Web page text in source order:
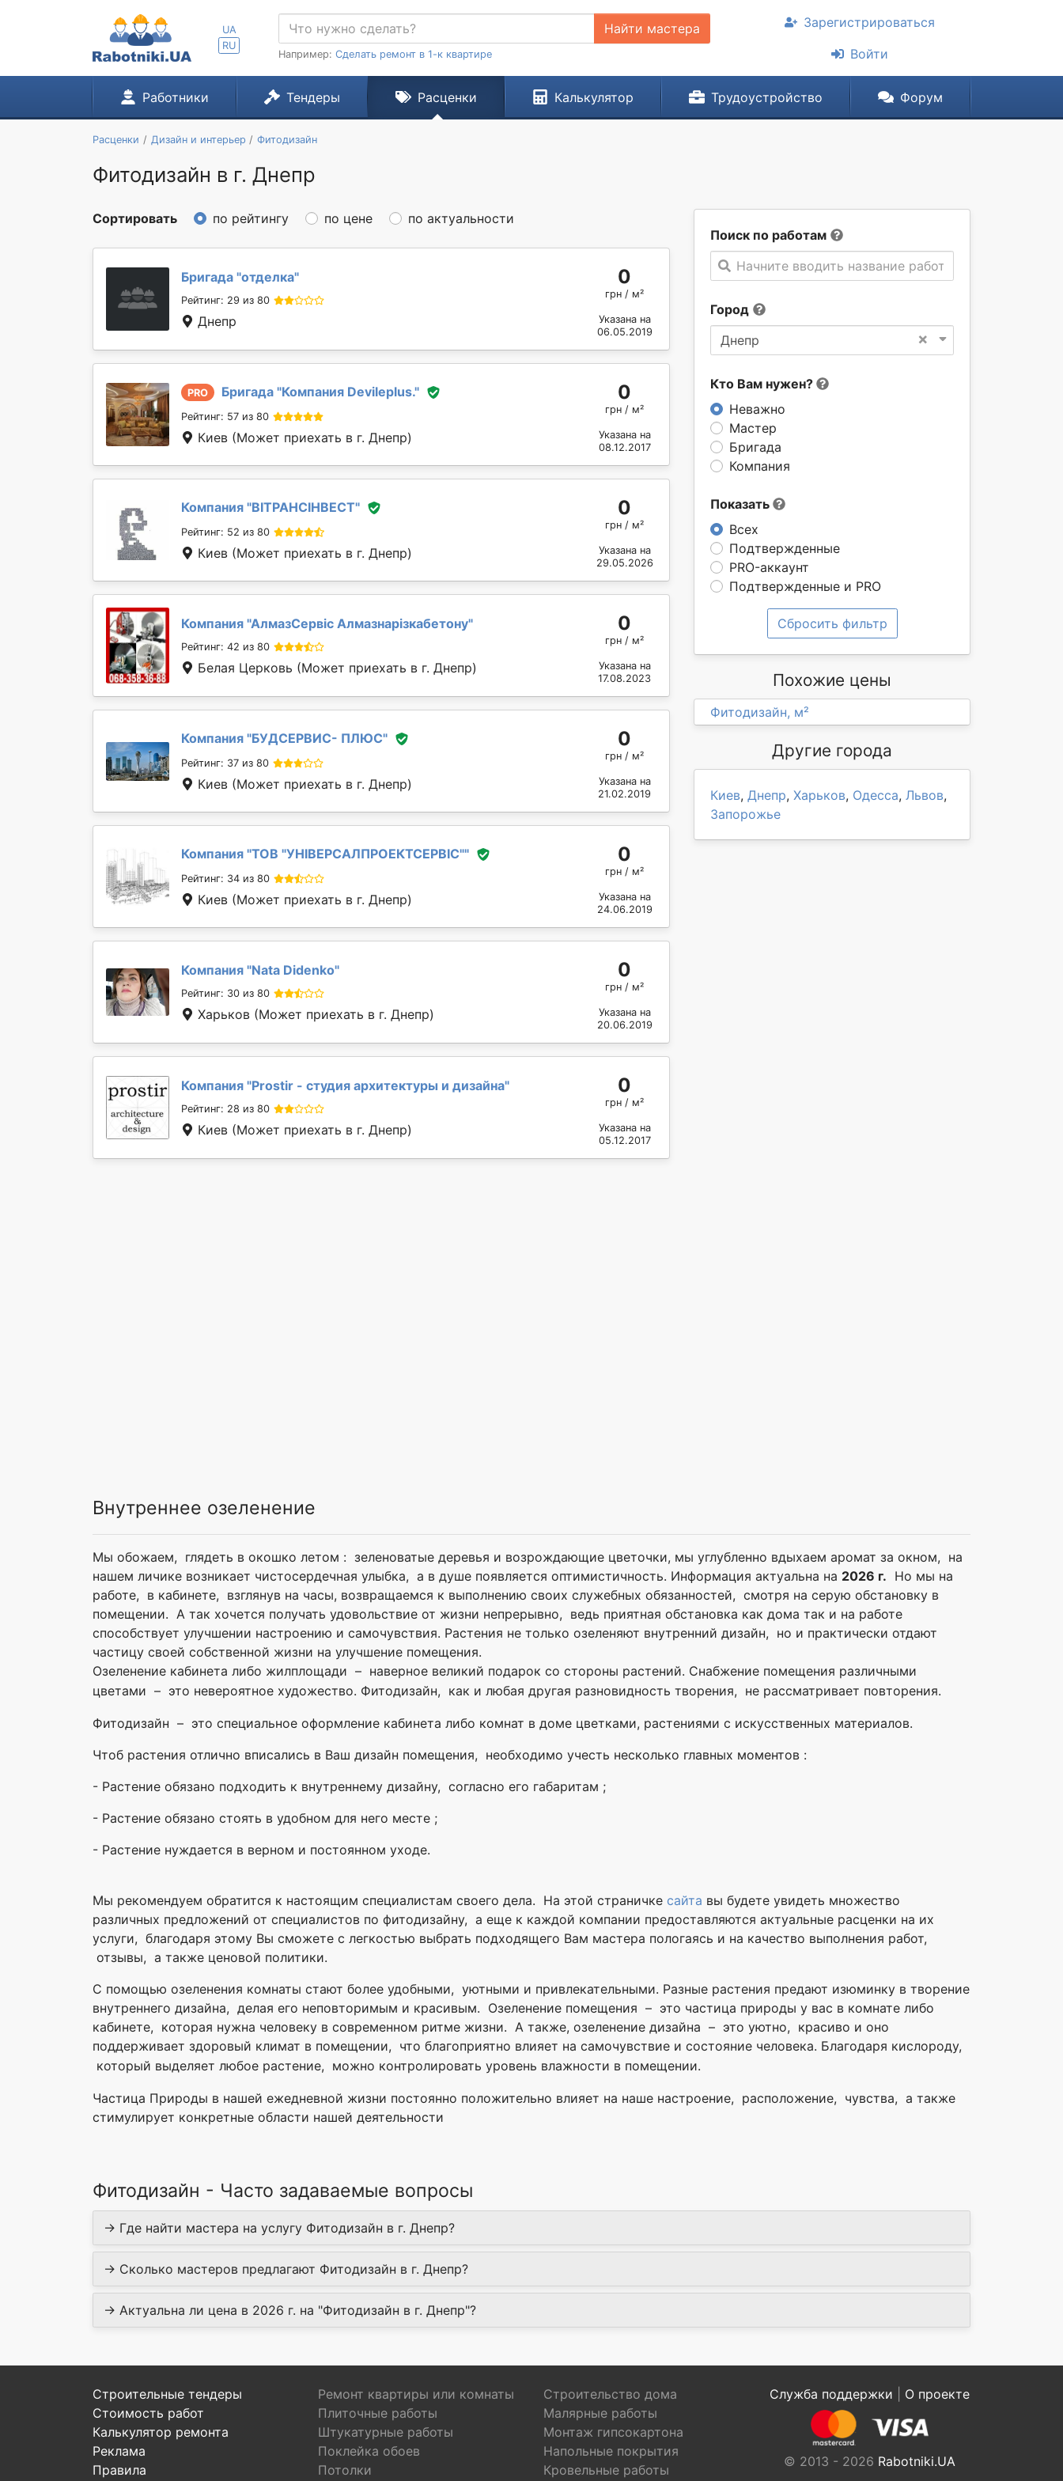
UA
RU
Найти мастера
Например: Сделать ремонт в 1-к квартире
Зарегистрироваться
Войти
Работники Тендеры Расценки Калькулятор Трудоустройство Форум
Расценки Дизайн и интерьер Фитодизайн
Фитодизайн в г. Днепр
Поиск по работам
Начните вводить название работы
Город
×
Днепр
Кто Вам нужен?
Неважно
Мастер
Бригада
Компания
Показать
Всех
Подтвержденные
PRO-аккаунт
Подтвержденные и PRO
Сбросить фильтр
Сортировать по рейтингу по цене по актуальности
Бригада "отделка"
Рейтинг: 29 из 80
Днепр
0
грн / м²
Указана на
06.05.2019
PRO Бригада "Компания Devileplus."
Рейтинг: 57 из 80
Киев (Может приехать в г. Днепр)
0
грн / м²
Указана на
08.12.2017
Компания "ВІТРАНСІНВЕСТ"
Рейтинг: 52 из 80
Киев (Может приехать в г. Днепр)
0
грн / м²
Указана на
29.05.2026
Компания "АлмазСервіс Алмазнарізкабетону"
Рейтинг: 42 из 80
Белая Церковь (Может приехать в г. Днепр)
0
грн / м²
Указана на
17.08.2023
Компания "БУДСЕРВИС- ПЛЮС"
Рейтинг: 37 из 80
Киев (Может приехать в г. Днепр)
0
грн / м²
Указана на
21.02.2019
Компания "ТОВ "УНІВЕРСАЛПРОЕКТСЕРВІС""
Рейтинг: 34 из 80
Киев (Может приехать в г. Днепр)
0
грн / м²
Указана на
24.06.2019
Компания "Nata Didenko"
Рейтинг: 30 из 80
Харьков (Может приехать в г. Днепр)
0
грн / м²
Указана на
20.06.2019
Компания "Prostir - студия архитектуры и дизайна"
Рейтинг: 28 из 80
Киев (Может приехать в г. Днепр)
0
грн / м²
Указана на
05.12.2017
Похожие цены
Фитодизайн, м²
Другие города
Киев, Днепр, Харьков, Одесса, Львов,
Запорожье
Внутреннее озеленение
Мы обожаем, глядеть в окошко летом : зеленоватые деревья и возрождающие цветочки, мы углубленно вдыхаем аромат за окном, на
нашем личике возникает чистосердечная улыбка, а в душе появляется оптимистичность. Информация актуальна на 2026 г. Но мы на
работе, в кабинете, взглянув на часы, возвращаемся к выполнению своих служебных обязанностей, смотря на серую обстановку в
помещении. А так хочется получать удовольствие от жизни непрерывно, ведь приятная обстановка как дома так и на работе
способствует улучшении настроению и самочувствия. Растения не только озеленяют внутренний дизайн, но и практически отдают
частицу своей собственной жизни на улучшение помещения.
Озеленение кабинета либо жилплощади – наверное великий подарок со стороны растений. Снабжение помещения различными
цветами – это невероятное художество. Фитодизайн, как и любая другая разновидность творения, не рассматривает повторения.
Фитодизайн – это специальное оформление кабинета либо комнат в доме цветками, растениями с искусственных материалов.
Чтоб растения отлично вписались в Ваш дизайн помещения, необходимо учесть несколько главных моментов :
- Растение обязано подходить к внутреннему дизайну, согласно его габаритам ;
- Растение обязано стоять в удобном для него месте ;
- Растение нуждается в верном и постоянном уходе.
Мы рекомендуем обратится к настоящим специалистам своего дела. На этой страничке сайта вы будете увидеть множество
различных предложений от специалистов по фитодизайну, а еще к каждой компании предоставляются актуальные расценки на их
услуги, благодаря этому Вы сможете с легкостью выбрать подходящего Вам мастера пологаясь и на качество выполнения работ,
отзывы, а также ценовой политики.
С помощью озеленения комнаты стают более удобными, уютными и привлекательными. Разные растения предают изюминку в творение
внутреннего дизайна, делая его неповторимым и красивым. Озеленение помещения – это частица природы у вас в комнате либо
кабинете, которая нужна человеку в современном ритме жизни. А также, озеленение дизайна – это уютно, красиво и оно
поддерживает здоровый климат в помещении, что благоприятно влияет на самочувствие и состояние человека. Благодаря кислороду,
который выделяет любое растение, можно контролировать уровень влажности в помещении.
Частица Природы в нашей ежедневной жизни постоянно положительно влияет на наше настроение, расположение, чувства, а также
стимулирует конкретные области нашей деятельности
Фитодизайн - Часто задаваемые вопросы
→ Где найти мастера на услугу Фитодизайн в г. Днепр?
→ Сколько мастеров предлагают Фитодизайн в г. Днепр?
→ Актуальна ли цена в 2026 г. на "Фитодизайн в г. Днепр"?
Строительные тендеры
Стоимость работ
Калькулятор ремонта
Реклама
Правила
Ремонт квартиры или комнаты
Строительство дома
Плиточные работы
Малярные работы
Штукатурные работы
Монтаж гипсокартона
Поклейка обоев
Напольные покрытия
Потолки
Кровельные работы
Служба поддержки О проекте
© 2013 - 2026 Rabotniki.UA